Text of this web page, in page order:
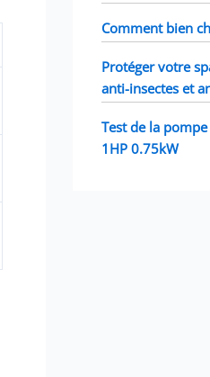
Comment bien
Protéger votre
anti-insectes et
Test de la
1HP 0.75kW